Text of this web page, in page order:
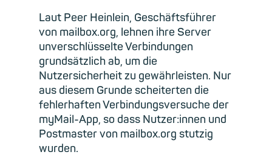
Laut Peer Heinlein, Geschäftsführer
von mailbox.org, lehnen ihre Server
unverschlüsselte Verbindungen
grundsätzlich ab, um die
Nutzersicherheit zu gewährleisten. Nur
aus diesem Grunde scheiterten die
fehlerhaften Verbindungsversuche der
myMail-App, so dass Nutzer:innen und
Postmaster von mailbox.org stutzig
wurden.